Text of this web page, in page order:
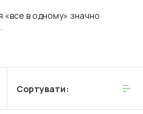
«все в одному» значно
Сортувати: